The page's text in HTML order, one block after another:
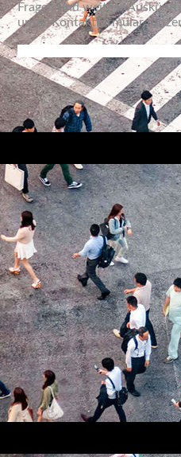
Fragen und weitere
unser Kontaktformular